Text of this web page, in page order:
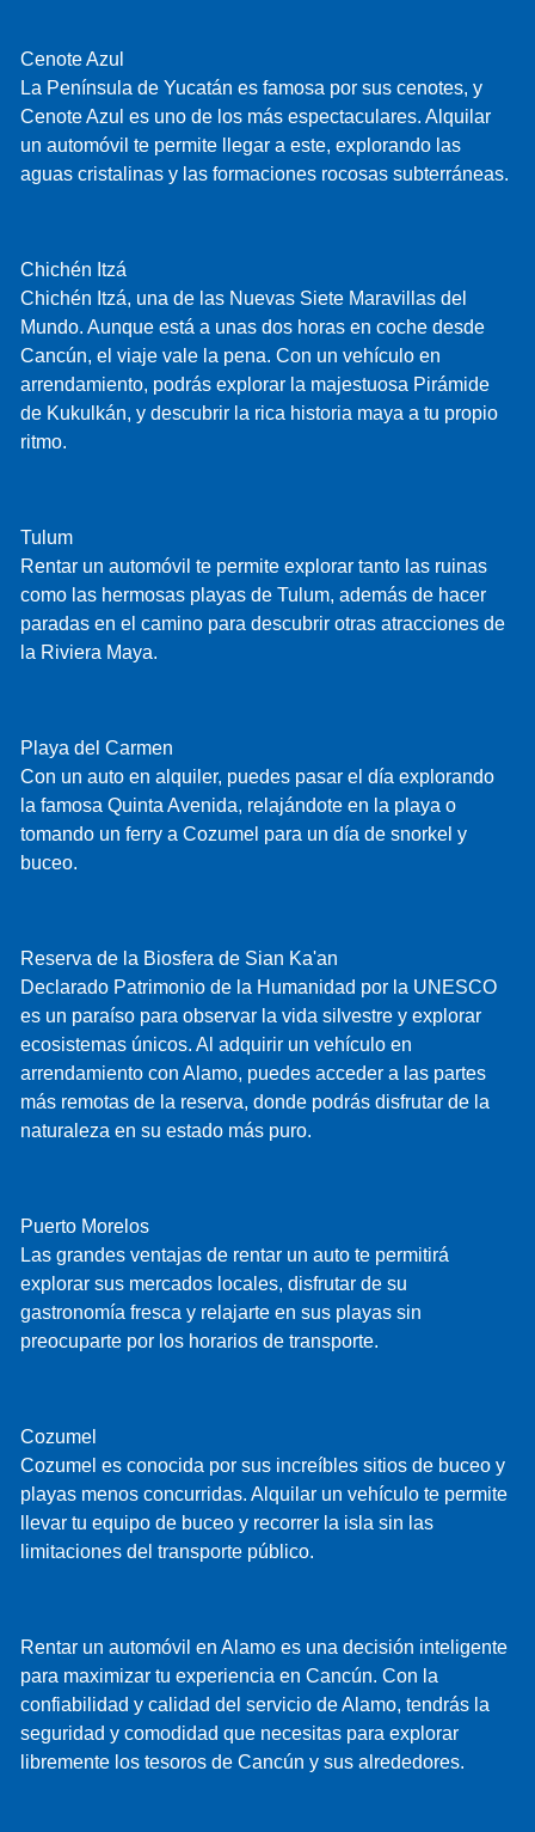
Cenote Azul
La Península de Yucatán es famosa por sus cenotes, y
Cenote Azul es uno de los más espectaculares. Alquilar
un automóvil te permite llegar a este, explorando las
aguas cristalinas y las formaciones rocosas subterráneas.
Chichén Itzá
Chichén Itzá, una de las Nuevas Siete Maravillas del
Mundo. Aunque está a unas dos horas en coche desde
Cancún, el viaje vale la pena. Con un vehículo en
arrendamiento, podrás explorar la majestuosa Pirámide
de Kukulkán, y descubrir la rica historia maya a tu propio
ritmo.
Tulum
Rentar un automóvil te permite explorar tanto las ruinas
como las hermosas playas de Tulum, además de hacer
paradas en el camino para descubrir otras atracciones de
la Riviera Maya.
Playa del Carmen
Con un auto en alquiler, puedes pasar el día explorando
la famosa Quinta Avenida, relajándote en la playa o
tomando un ferry a Cozumel para un día de snorkel y
buceo.
Reserva de la Biosfera de Sian Ka'an
Declarado Patrimonio de la Humanidad por la UNESCO
es un paraíso para observar la vida silvestre y explorar
ecosistemas únicos. Al adquirir un vehículo en
arrendamiento con Alamo, puedes acceder a las partes
más remotas de la reserva, donde podrás disfrutar de la
naturaleza en su estado más puro.
Puerto Morelos
Las grandes ventajas de rentar un auto te permitirá
explorar sus mercados locales, disfrutar de su
gastronomía fresca y relajarte en sus playas sin
preocuparte por los horarios de transporte.
Cozumel
Cozumel es conocida por sus increíbles sitios de buceo y
playas menos concurridas. Alquilar un vehículo te permite
llevar tu equipo de buceo y recorrer la isla sin las
limitaciones del transporte público.
Rentar un automóvil en Alamo es una decisión inteligente
para maximizar tu experiencia en Cancún. Con la
confiabilidad y calidad del servicio de Alamo, tendrás la
seguridad y comodidad que necesitas para explorar
libremente los tesoros de Cancún y sus alrededores.